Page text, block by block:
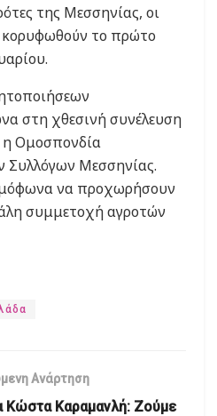
της Μεσσηνίας, οι
κορυφωθούν το πρώτο
στη χθεσινή συνέλευση
Ομοσπονδία
Συλλόγων Μεσσηνίας.
να προχωρήσουν
συμμετοχή αγροτών
Ανάρτηση
Κώστα Καραμανλή: Ζούμε